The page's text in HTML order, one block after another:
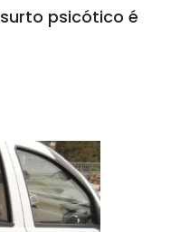
psicótico é